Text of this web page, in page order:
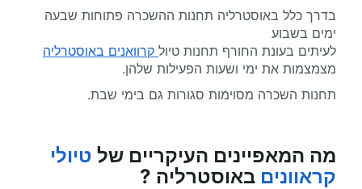
בדרך כלל באוסטרליה תחנות ההשכרה פתוחות שבעה
ימים בשבוע
לעיתים בעונת החורף תחנות טיול קרוואנים באוסטרליה
מצמצמות את ימי ושעות הפעילות שלהן.
תחנות השכרה מסוימות סגורות גם בימי שבת.
מה המאפיינים העיקריים של טיולי
קראוונים באוסטרליה ?